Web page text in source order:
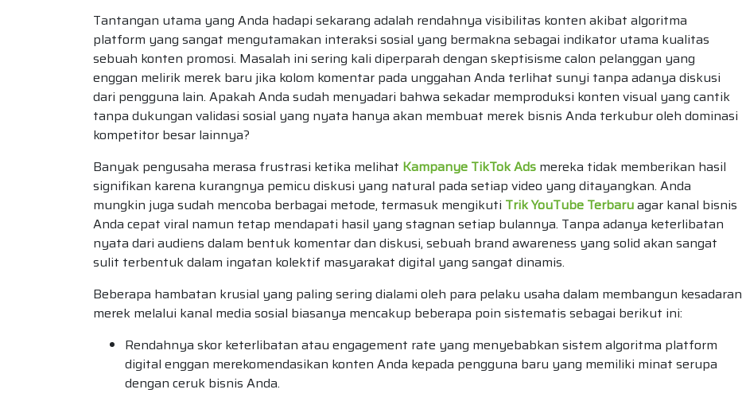
Tantangan utama yang Anda hadapi sekarang adalah rendahnya visibilitas konten akibat algoritma
platform yang sangat mengutamakan interaksi sosial yang bermakna sebagai indikator utama kualitas
sebuah konten promosi. Masalah ini sering kali diperparah dengan skeptisisme calon pelanggan yang
enggan melirik merek baru jika kolom komentar pada unggahan Anda terlihat sunyi tanpa adanya diskusi
dari pengguna lain. Apakah Anda sudah menyadari bahwa sekadar memproduksi konten visual yang cantik
tanpa dukungan validasi sosial yang nyata hanya akan membuat merek bisnis Anda terkubur oleh dominasi
kompetitor besar lainnya?
Banyak pengusaha merasa frustrasi ketika melihat Kampanye TikTok Ads mereka tidak memberikan hasil
signifikan karena kurangnya pemicu diskusi yang natural pada setiap video yang ditayangkan. Anda
mungkin juga sudah mencoba berbagai metode, termasuk mengikuti Trik YouTube Terbaruagar kanal bisnis
Anda cepat viral namun tetap mendapati hasil yang stagnan setiap bulannya. Tanpa adanya keterlibatan
nyata dari audiens dalam bentuk komentar dan diskusi, sebuah brand awareness yang solid akan sangat
sulit terbentuk dalam ingatan kolektif masyarakat digital yang sangat dinamis.
Beberapa hambatan krusial yang paling sering dialami oleh para pelaku usaha dalam membangun kesadaran
merek melalui kanal media sosial biasanya mencakup beberapa poin sistematis sebagai berikut ini:
Rendahnya skor keterlibatan atau engagement rate yang menyebabkan sistem algoritma platform
digital enggan merekomendasikan konten Anda kepada pengguna baru yang memiliki minat serupa
dengan ceruk bisnis Anda.